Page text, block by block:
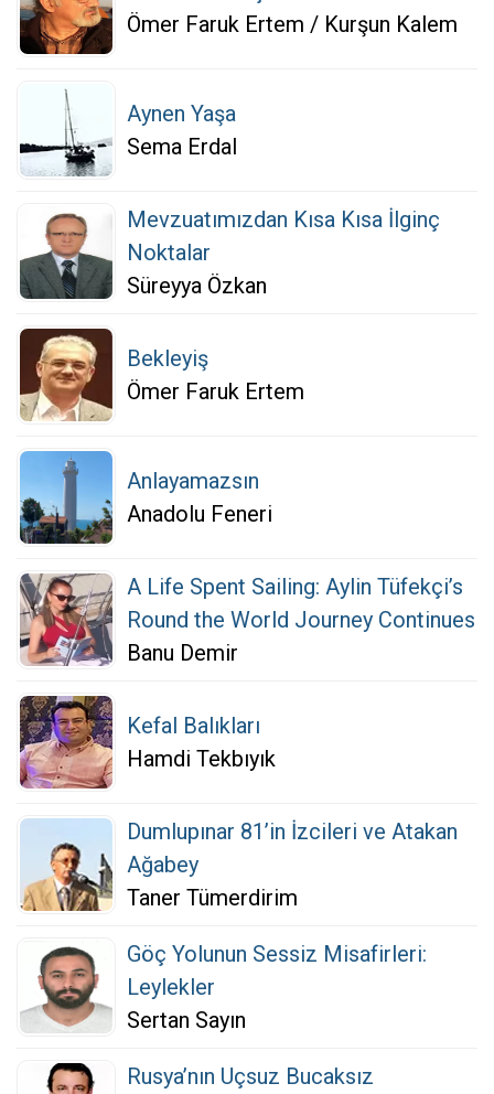
Ömer Faruk Ertem / Kurşun Kalem
Aynen Yaşa
Sema Erdal
Mevzuatımızdan Kısa Kısa İlginç
Noktalar
Süreyya Özkan
Bekleyiş
Ömer Faruk Ertem
Anlayamazsın
Anadolu Feneri
A Life Spent Sailing: Aylin Tüfekçi’s
Round the World Journey Continues
Banu Demir
Kefal Balıkları
Hamdi Tekbıyık
Dumlupınar 81’in İzcileri ve Atakan
Ağabey
Taner Tümerdirim
Göç Yolunun Sessiz Misafirleri:
Leylekler
Sertan Sayın
Rusya’nın Uçsuz Bucaksız